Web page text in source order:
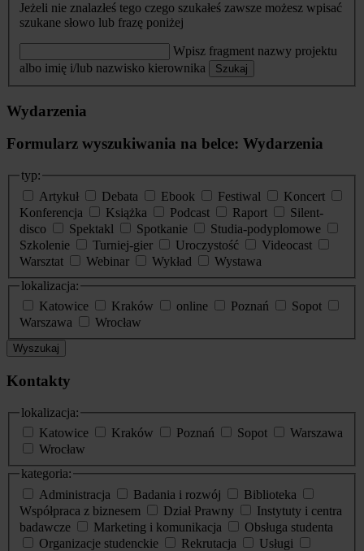
Jeżeli nie znalazłeś tego czego szukałeś zawsze możesz wpisać
szukane słowo lub frazę poniżej
Wpisz fragment nazwy projektu
albo imię i/lub nazwisko kierownika
Szukaj
Wydarzenia
Formularz wyszukiwania na belce: Wydarzenia
typ:
Artykuł
Debata Ebook Festiwal
Koncert
Konferencja
Książka Podcast Raport
Silent-
disco
Spektakl Spotkanie
Studia-podyplomowe
Szkolenie
Turniej-gier Uroczystość
Videocast
Warsztat
Webinar Wykład
Wystawa
lokalizacja:
Katowice
Kraków online Poznań
Sopot
Warszawa
Wrocław
Wyszukaj
Kontakty
lokalizacja:
Katowice
Kraków Poznań Sopot
Warszawa
Wrocław
kategoria:
Administracja
Badania i rozwój
Biblioteka
Współpraca z biznesem
Dział Prawny
Instytuty i centra
badawcze
Marketing i komunikacja
Obsługa studenta
Organizacje studenckie
Rekrutacja
Usługi